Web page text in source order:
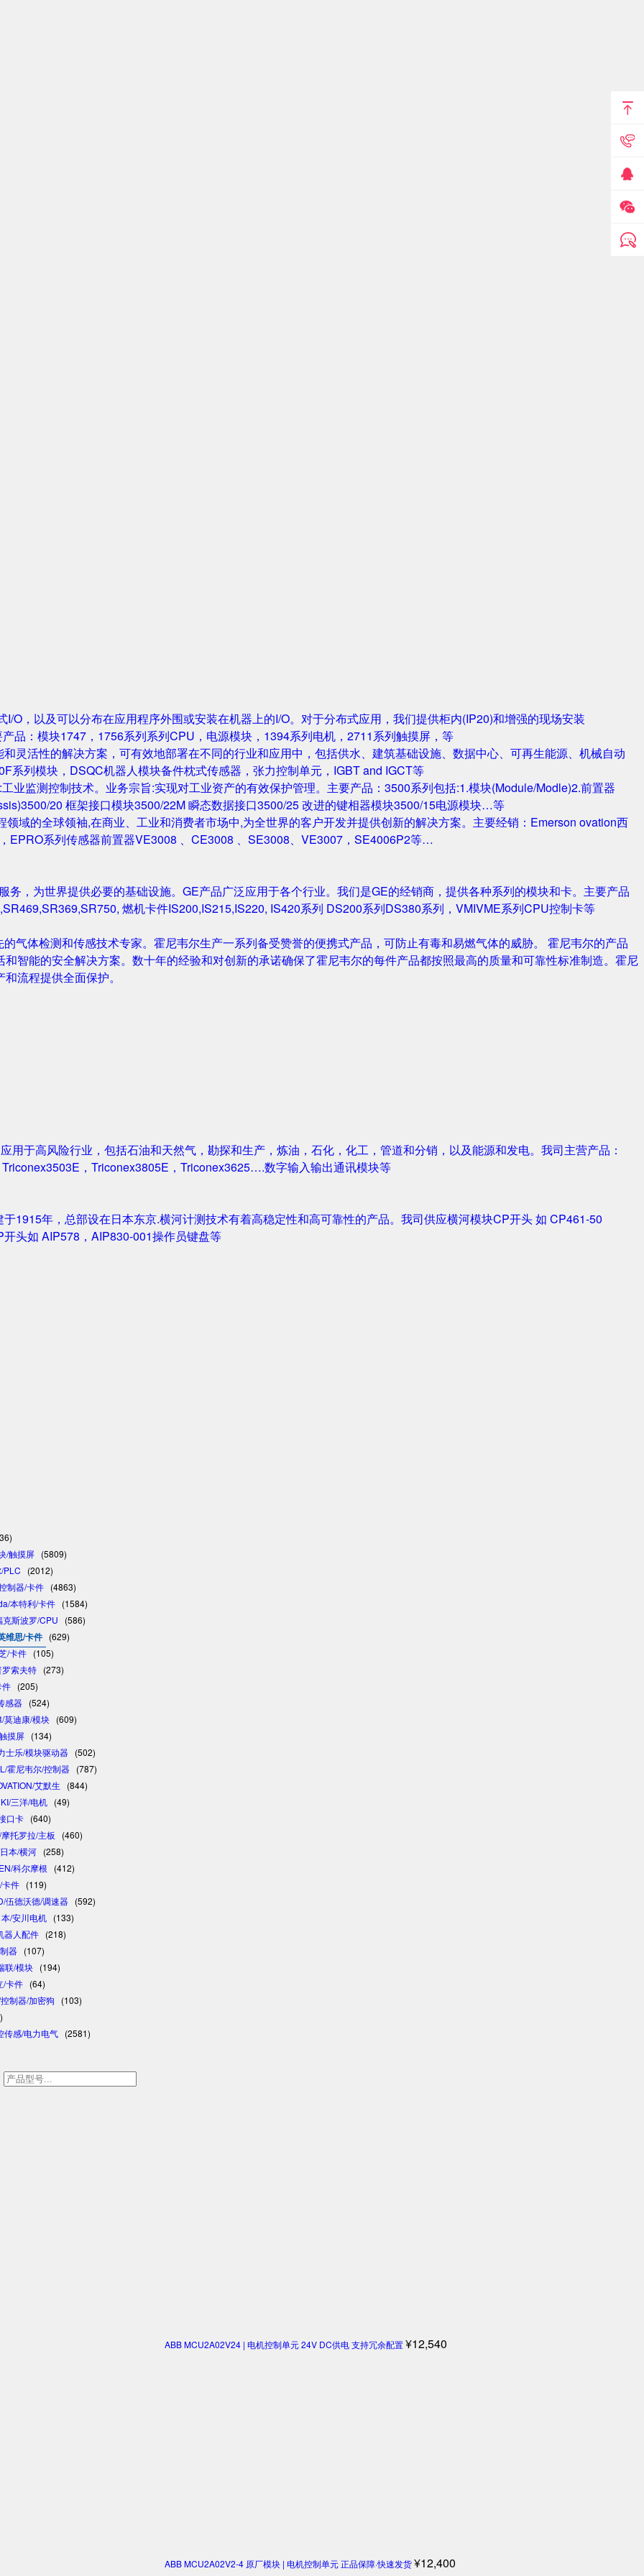
O，以及可以分布在应用程序外围或安装在机器上的I/O。对于分布式应用，我们提供柜内(IP20)和增强的现场安装
品：模块1747，1756系列系列CPU，电源模块，1394系列电机，2711系列触摸屏，等
灵活性的解决方案，可有效地部署在不同的行业和应用中，包括供水、建筑基础设施、数据中心、可再生能源、机械自动
系列模块，DSQC机器人模块备件枕式传感器，张力控制单元，IGBT and IGCT等
业监测控制技术。业务宗旨:实现对工业资产的有效保护管理。主要产品：3500系列包括:1.模块(Module/Modle)2.前置器
20 框架接口模块3500/22M 瞬态数据接口3500/25 改进的键相器模块3500/15电源模块…等
领域的全球领袖,在商业、工业和消费者市场中,为全世界的客户开发并提供创新的解决方案。主要经销：Emerson ovation西
EPRO系列传感器前置器VE3008 、CE3008 、SE3008、VE3007，SE4006P2等…
务，为世界提供必要的基础设施。GE产品广泛应用于各个行业。我们是GE的经销商，提供各种系列的模块和卡。主要产品
燃机卡件IS200,IS215,IS220, IS420系列 DS200系列DS380系列，VMIVME系列CPU控制卡等
气体检测和传感技术专家。霍尼韦尔生产一系列备受赞誉的便携式产品，可防止有毒和易燃气体的威胁。 霍尼韦尔的产品
智能的安全解决方案。数十年的经验和对创新的承诺确保了霍尼韦尔的每件产品都按照最高的质量和可靠性标准制造。霍尼
流程提供全面保护。
用于高风险行业，包括石油和天然气，勘探和生产，炼油，石化，化工，管道和分销，以及能源和发电。我司主营产品：
，Triconex3805E，Triconex3625….数字输入输出通讯模块等
1915年，总部设在日本东京.横河计测技术有着高稳定性和高可靠性的产品。我司供应横河模块CP开头 如 CP461-50
头如 AIP578，AIP830-001操作员键盘等
/触摸屏 (5809)
PLC
(2012)
制器/卡件 (4863)
本特利/卡件 (1584)
克斯波罗/CPU
(586)
维思/卡件 (629)
/卡件 (105)
索夫特 (273)
件 (205)
感器 (524)
莫迪康/模块 (609)
摸屏 (134)
士乐/模块驱动器 (502)
霍尼韦尔/控制器 (787)
艾默生
(844)
三洋/电机 (49)
口卡 (640)
托罗拉/主板
(460)
本/横河 (258)
科尔摩根
(412)
卡件 (119)
伍德沃德/调速器 (592)
/安川电机 (133)
器人配件 (218)
器 (107)
联/模块 (194)
/卡件 (64)
制器/加密狗
(103)
传感/电力电气 (2581)
ABB MCU2A02V24 | 电机控制单元 24V DC供电 支持冗余配置¥12,540
ABB MCU2A02V2-4 原厂模块 | 电机控制单元 正品保障·快速发货¥12,400